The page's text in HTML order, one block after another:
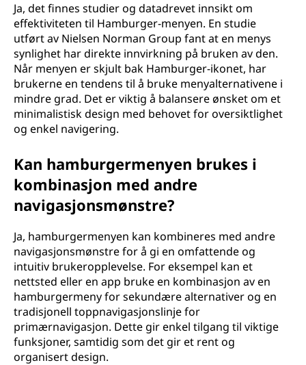
Ja, det finnes studier og datadrevet innsikt om
effektiviteten til Hamburger-menyen. En studie
utført av Nielsen Norman Group fant at en menys
synlighet har direkte innvirkning på bruken av den.
Når menyen er skjult bak Hamburger-ikonet, har
brukerne en tendens til å bruke menyalternativene i
mindre grad. Det er viktig å balansere ønsket om et
minimalistisk design med behovet for oversiktlighet
og enkel navigering.
Kan hamburgermenyen brukes i
kombinasjon med andre
navigasjonsmønstre?
Ja, hamburgermenyen kan kombineres med andre
navigasjonsmønstre for å gi en omfattende og
intuitiv brukeropplevelse. For eksempel kan et
nettsted eller en app bruke en kombinasjon av en
hamburgermeny for sekundære alternativer og en
tradisjonell toppnavigasjonslinje for
primærnavigasjon. Dette gir enkel tilgang til viktige
funksjoner, samtidig som det gir et rent og
organisert design.